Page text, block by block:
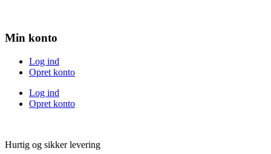
Min konto
Log ind
Opret konto
Log ind
Opret konto
Hurtig og sikker levering